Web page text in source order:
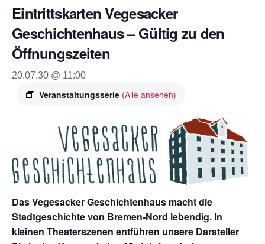
Eintrittskarten Vegesacker
Geschichtenhaus – Gültig zu den
Öffnungszeiten
20.07.30 @ 11:00
Veranstaltungsserie (Alle ansehen)
Das Vegesacker Geschichtenhaus macht die
Stadtgeschichte von Bremen-Nord lebendig. In
kleinen Theaterszenen entführen unsere Darsteller